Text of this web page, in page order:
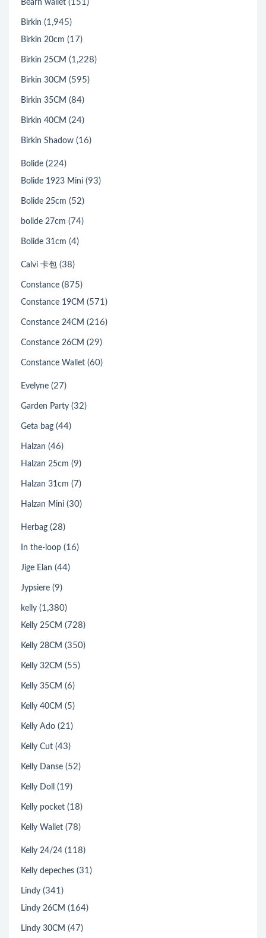
Bearn wallet (151)
Birkin (1,945)
Birkin 20cm (17)
Birkin 25CM (1,228)
Birkin 30CM (595)
Birkin 35CM (84)
Birkin 40CM (24)
Birkin Shadow (16)
Bolide (224)
Bolide 1923 Mini (93)
Bolide 25cm (52)
bolide 27cm (74)
Bolide 31cm (4)
Calvi 卡包 (38)
Constance (875)
Constance 19CM (571)
Constance 24CM (216)
Constance 26CM (29)
Constance Wallet (60)
Evelyne (27)
Garden Party (32)
Geta bag (44)
Halzan (46)
Halzan 25cm (9)
Halzan 31cm (7)
Halzan Mini (30)
Herbag (28)
In the-loop (16)
Jige Elan (44)
Jypsiere (9)
kelly (1,380)
Kelly 25CM (728)
Kelly 28CM (350)
Kelly 32CM (55)
Kelly 35CM (6)
Kelly 40CM (5)
Kelly Ado (21)
Kelly Cut (43)
Kelly Danse (52)
Kelly Doll (19)
Kelly pocket (18)
Kelly Wallet (78)
Kelly 24/24 (118)
Kelly depeches (31)
Lindy (341)
Lindy 26CM (164)
Lindy 30CM (47)